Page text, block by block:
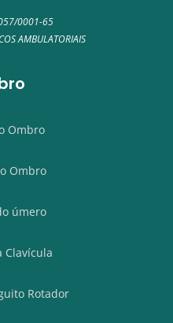
0001-65
AMBULATORIAIS
Ombro
Ombro
úmero
Clavícula
Rotador